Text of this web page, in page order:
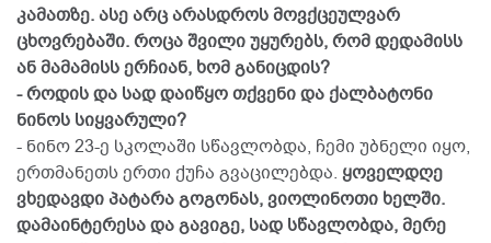
კამათზე. ასე არც არასდროს მოვქცეულვარ
ცხოვრებაში. როცა შვილი უყურებს, რომ დედამისს
ან მამამისს ერჩიან, ხომ განიცდის?
- როდის და სად დაიწყო თქვენი და ქალბატონი
ნინოს სიყვარული?
- ნინო 23-ე სკოლაში სწავლობდა, ჩემი უბნელი იყო,
ერთმანეთს ერთი ქუჩა გვაცილებდა. ყოველდღე
ვხედავდი პატარა გოგონას, ვიოლინოთი ხელში.
დამაინტერესა და გავიგე, სად სწავლობდა, მერე